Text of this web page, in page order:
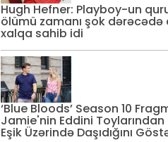
Hugh Hefner: Playboy-un
ölümü zamanı şok dərəcədə
xalqa sahib idi
‘Blue Bloods’ Season 10
Jamie'nin Eddini Toylarından
Eşik Üzərində Daşıdığını